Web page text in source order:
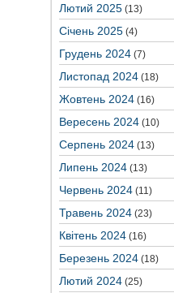
Лютий 2025(13)
Січень 2025(4)
Грудень 2024(7)
Листопад 2024(18)
Жовтень 2024(16)
Вересень 2024(10)
Серпень 2024(13)
Липень 2024(13)
Червень 2024(11)
Травень 2024(23)
Квітень 2024(16)
Березень 2024(18)
Лютий 2024(25)